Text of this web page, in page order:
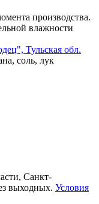
производства.
влажности
Тульская обл.
соль, лук
Санкт-
выходных. Условия